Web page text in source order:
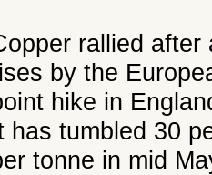
rallied
by the
hike in
has tumbled 30
tonne in mid